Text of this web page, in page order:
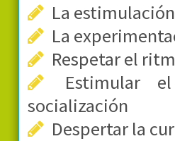
La
La
Respetar el
Estimular
socialización
Despertar la